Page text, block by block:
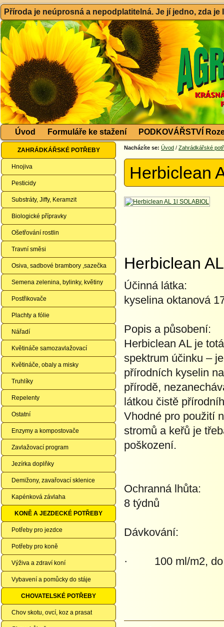
Příroda je neúprosná a nepodplatitelná. Je jí jedno, zda
Úvod Formuláře ke stažení PODKOVÁŘSTVÍ
ZAHRÁDKÁŘSKÉ POTŘEBY
Hnojiva
Pesticidy
Substráty, Jiffy, Keramzit
Biologické přípravky
Ošetřování rostlin
Travní směsi
Osiva, sadbové brambory ,sazečka
Semena zelenina, bylinky, květiny
Postřikovače
Plachty a fólie
Nářadí
Květináče samozavlažovací
Květináče, obaly a misky
Truhlíky
Repelenty
Ostatní
Enzymy a kompostovače
Zavlažovací program
Jezírka doplňky
Demižony, zavařovací sklenice
Kapénková závlaha
KONĚ A JEZDECKÉ POTŘEBY
Potřeby pro jezdce
Potřeby pro koně
Výživa a zdraví koní
Vybavení a pomůcky do stáje
CHOVATELSKÉ POTŘEBY
Chov skotu, ovcí, koz a prasat
Nacházíte se: Úvod / Zahrádkářské
Herbiclean
Herbiclean
Účinná látka:
kyselina oktanová
Popis a působení:
Herbiclean AL je
spektrum účinku –
přírodních kyselin
přírodě,
látkou čistě
Vhodné pro použití
stromů a keřů je
poškození.
Ochranná lhůta:
8 týdnů
Dávkování:
· 100 ml/m2, do